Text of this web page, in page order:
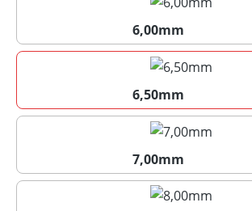
6,00mm
6,00mm
6,50mm
6,50mm
7,00mm
7,00mm